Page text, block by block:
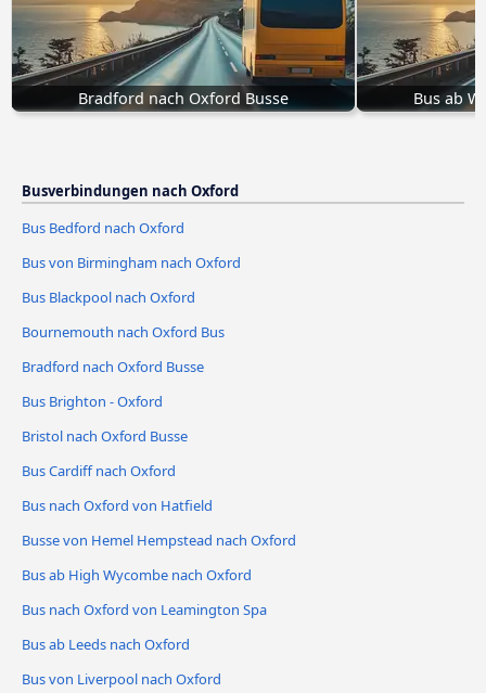
Bradford nach Oxford Busse Bus ab
Busverbindungen nach Oxford
Bus Bedford nach Oxford
Bus von Birmingham nach Oxford
Bus Blackpool nach Oxford
Bournemouth nach Oxford Bus
Bradford nach Oxford Busse
Bus Brighton - Oxford
Bristol nach Oxford Busse
Bus Cardiff nach Oxford
Bus nach Oxford von Hatfield
Busse von Hemel Hempstead nach Oxford
Bus ab High Wycombe nach Oxford
Bus nach Oxford von Leamington Spa
Bus ab Leeds nach Oxford
Bus von Liverpool nach Oxford